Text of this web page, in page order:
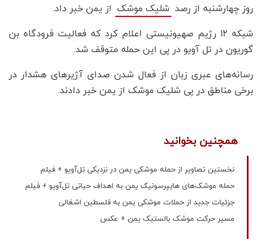
روز چهارشنبه از رصد شلیک موشک از یمن خبر داد.
شبکه ۱۲ رژیم صهیونیستی اعلام کرد که فعالیت فرودگاه بن
گوریون در تل آویو در پی این حمله متوقف شد.
رسانه‌های عبری زبان از فعال شدن صدای آژیرهای هشدار در
برخی مناطق در پی شلیک موشک از یمن خبر دادند.
همچنین بخوانید
نخستین تصاویر از حمله موشکی یمن در نزدیکی تل‌آویو + فیلم
حمله موشک‌های هایپرسونیک یمن به اهداف حیاتی تل‌آویو + فیلم
جزئیات جدید از حملات موشکی یمن به فلسطین اشغالی
مسیر حرکت موشک بالستیک یمن + عکس